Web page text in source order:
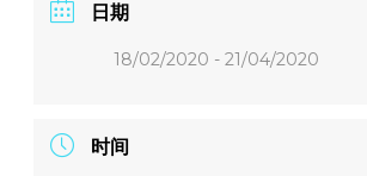
日期
18/02/2020 - 21/04/2020
时间